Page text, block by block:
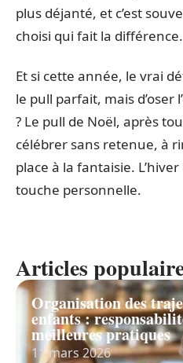
plus déjanté, et c’est
choisi qui fait la différence.
Et si cette année, le vrai
le pull parfait, mais d’oser
? Le pull de Noël, après
célébrer sans retenue, à
place à la fantaisie.
touche personnelle.
Articles
Organisation des
enfants :
meilleures pratiques
11 mars 2026